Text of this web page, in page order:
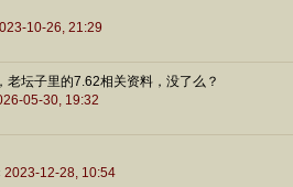
10-26, 21:29
坛子里的7.62相关资料，没了么？
05-30, 19:32
2023-12-28, 10:54